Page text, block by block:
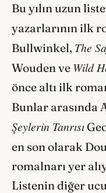
Bu yılın uzun
yazarlarının ilk
Bullwinkel, The
Wouden ve Wild
önce altı ilk
Bunlar arasında
Şeylerin Tanrısı
en son olarak
romalnarı yer
Listenin diğer